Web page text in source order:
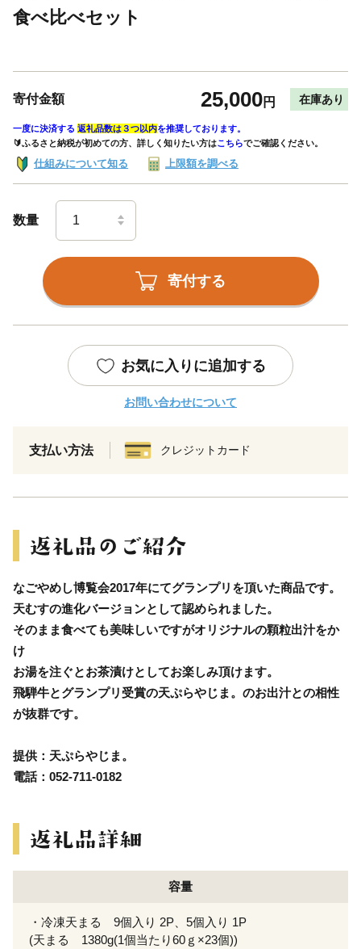
食べ比べセット
寄付金額 25,000円 在庫あり
一度に決済する 返礼品数は３つ以内を推奨しております。
🔰ふるさと納税が初めての方、詳しく知りたい方はこちらでご確認ください。
仕組みについて知る 上限額を調べる
数量
寄付する
お気に入りに追加する
お問い合わせについて
支払い方法 クレジットカード
なごやめし博覧会2017年にてグランプリを頂いた商品です。
天むすの進化バージョンとして認められました。
そのまま食べても美味しいですがオリジナルの顆粒出汁をか
け
お湯を注ぐとお茶漬けとしてお楽しみ頂けます。
飛騨牛とグランプリ受賞の天ぷらやじま。のお出汁との相性
が抜群です。
提供：天ぷらやじま。
電話：052-711-0182
容量
・冷凍天まる 9個入り 2P、5個入り 1P
(天まる 1380g(1個当たり60ｇ×23個))